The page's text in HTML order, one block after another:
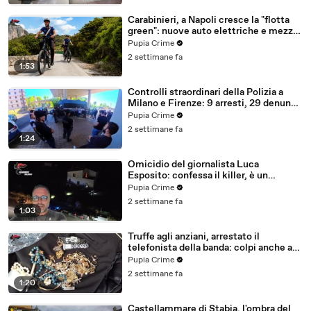
1:53
Carabinieri, a Napoli cresce la "flotta
green": nuove auto elettriche e mezzi
sostenibili anche sulle isole (25.07.26)
Pupia Crime
2 settimane fa
1:24
Controlli straordinari della Polizia a
Milano e Firenze: 9 arresti, 29 denunce
e oltre 7mila persone identificate
(25.07.26)
Pupia Crime
2 settimane fa
1:03
Omicidio del giornalista Luca
Esposito: confessa il killer, è un
26enne tunisino (25.07.26)
Pupia Crime
2 settimane fa
1:20
Truffe agli anziani, arrestato il
telefonista della banda: colpi anche ad
Aversa, oltre 300mila euro il bottino
stimato (24.07.26)
Pupia Crime
2 settimane fa